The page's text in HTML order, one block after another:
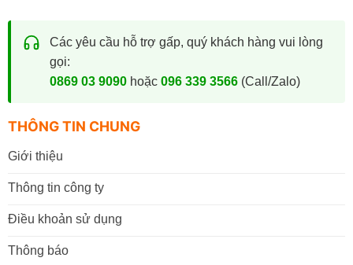
Các yêu cầu hỗ trợ gấp, quý khách hàng vui lòng
gọi:
0869 03 9090hoặc 096 339 3566(Call/Zalo)
THÔNG TIN CHUNG
Giới thiệu
Thông tin công ty
Điều khoản sử dụng
Thông báo